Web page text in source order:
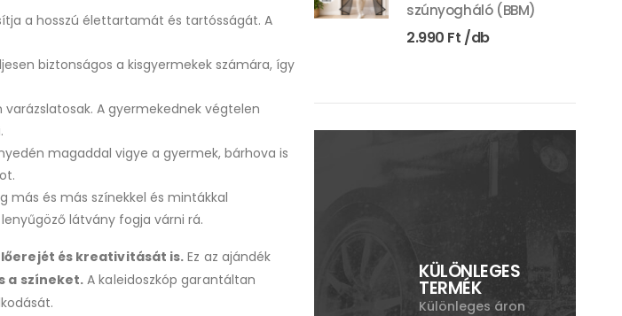
a hosszú élettartamát és tartósságát. A
biztonságos a kisgyermekek számára, így
A gyermekednek végtelen
magaddal vigye a gyermek, bárhova is
más és más színekkel és mintákkal
látvány fogja várni rá.
és kreativitását is. Ez az ajándék
a színeket. A kaleidoszkóp garantáltan
szúnyogháló (BBM)
2.990 Ft
KÜLÖNLEGES
TERMÉK
Különleges áron